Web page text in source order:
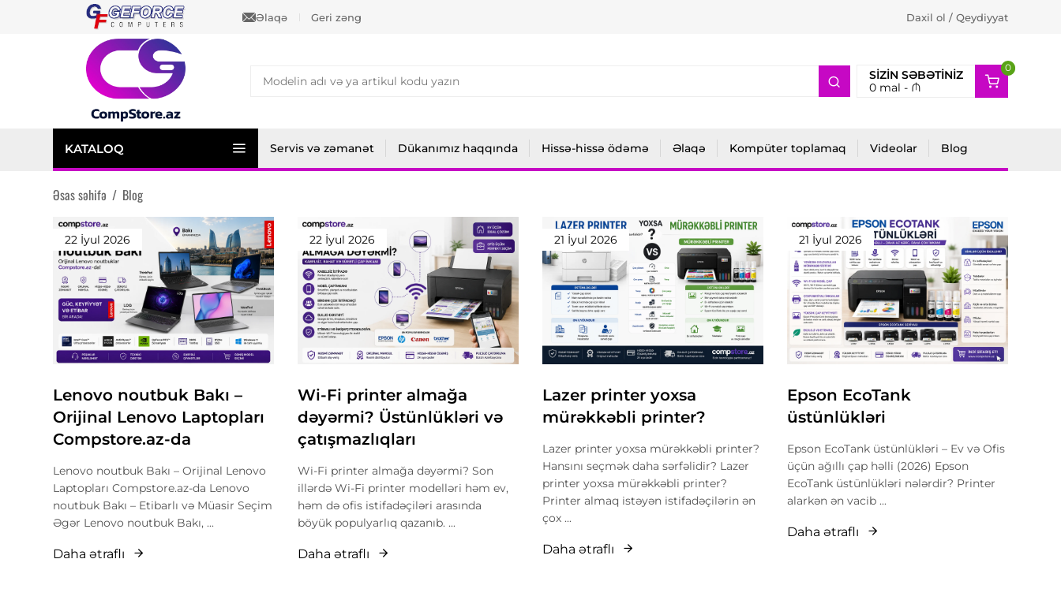
Əlaqə Geri zəng Daxil ol / Qeydiyyat
SIZIN SƏBƏTINIZ
0mal - ₼
0
2
KATALOQ Servis və zəmanət Dükanımız haqqında Hissə-hissə ödəmə Əlaqə Kompüter toplamaq Videolar Blog
Əsas səhifə / Blog
22 İyul 2026
Lenovo noutbuk Bakı –
Orijinal Lenovo Laptopları
Compstore.az-da
Lenovo noutbuk Bakı – Orijinal Lenovo
Laptopları Compstore.az-da Lenovo
noutbuk Bakı – Etibarlı və Müasir Seçim
Əgər Lenovo noutbuk Bakı, ...
Daha ətraflı
22 İyul 2026
Wi-Fi printer almağa
dəyərmi? Üstünlükləri və
çatışmazlıqları
Wi-Fi printer almağa dəyərmi? Son
illərdə Wi-Fi printer modelləri həm ev,
həm də ofis istifadəçiləri arasında
böyük populyarlıq qazanıb. ...
Daha ətraflı
21 İyul 2026
Lazer printer yoxsa
mürəkkəbli printer?
Lazer printer yoxsa mürəkkəbli printer?
Hansını seçmək daha sərfəlidir? Lazer
printer yoxsa mürəkkəbli printer?
Printer almaq istəyən istifadəçilərin ən
çox ...
Daha ətraflı
21 İyul 2026
Epson EcoTank
üstünlükləri
Epson EcoTank üstünlükləri – Ev və Ofis
üçün ağıllı çap həlli (2026) Epson
EcoTank üstünlükləri nələrdir? Printer
alarkən ən vacib ...
Daha ətraflı